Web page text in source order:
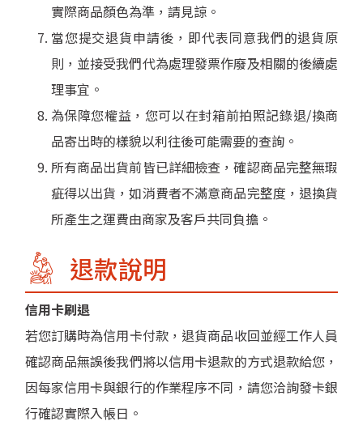
實際商品顏色為準，請見諒。
當您提交退貨申請後，即代表同意我們的退貨原
則，並接受我們代為處理發票作廢及相關的後續處
理事宜。
為保障您權益，您可以在封箱前拍照記錄退/換商
品寄出時的樣貌以利往後可能需要的查詢。
所有商品出貨前皆已詳細檢查，確認商品完整無瑕
疵得以出貨，如消費者不滿意商品完整度，退換貨
所產生之運費由商家及客戶共同負擔。
退款說明
信用卡刷退
若您訂購時為信用卡付款，退貨商品收回並經工作人員
確認商品無誤後我們將以信用卡退款的方式退款給您，
因每家信用卡與銀行的作業程序不同，請您洽詢發卡銀
行確認實際入帳日。